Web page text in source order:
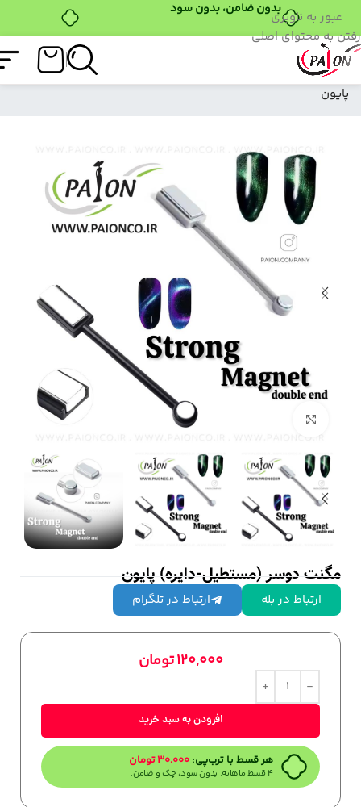
بدون ضامن، بدون سودعبور به ناوبری
رفتن به محتوای اصلی
فروشگاه
مگنت دوسر (مستطیل-دایره)
پایون
مگنت دوسر (مستطیل-دایره) پایون
ارتباط در بله ارتباط در تلگرام
120,000تومان
افزودن به سبد خرید
هر قسط با ترب‌پی: 30,000تومان
۴ قسط ماهانه. بدون سود، چک و ضامن.